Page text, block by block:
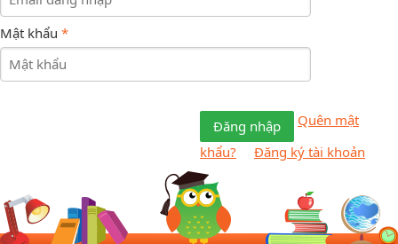
Mật khẩu *
Đăng nhập
Quên mật
khẩu?
Đăng ký tài khoản